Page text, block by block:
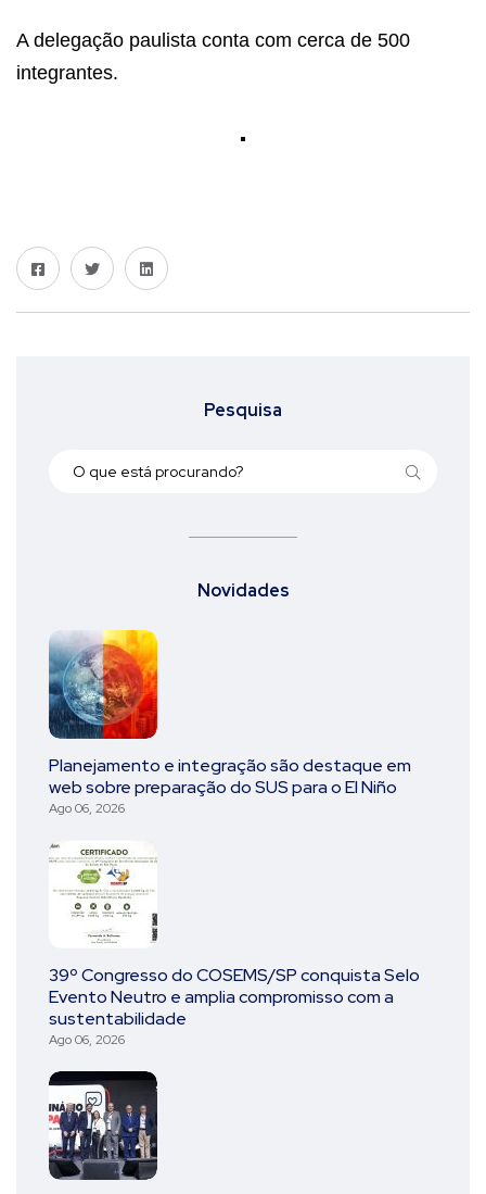
A delegação paulista conta com cerca de 500
integrantes.
Pesquisa
Novidades
Planejamento e integração são destaque em
web sobre preparação do SUS para o El Niño
Ago 06, 2026
39º Congresso do COSEMS/SP conquista Selo
Evento Neutro e amplia compromisso com a
sustentabilidade
Ago 06, 2026